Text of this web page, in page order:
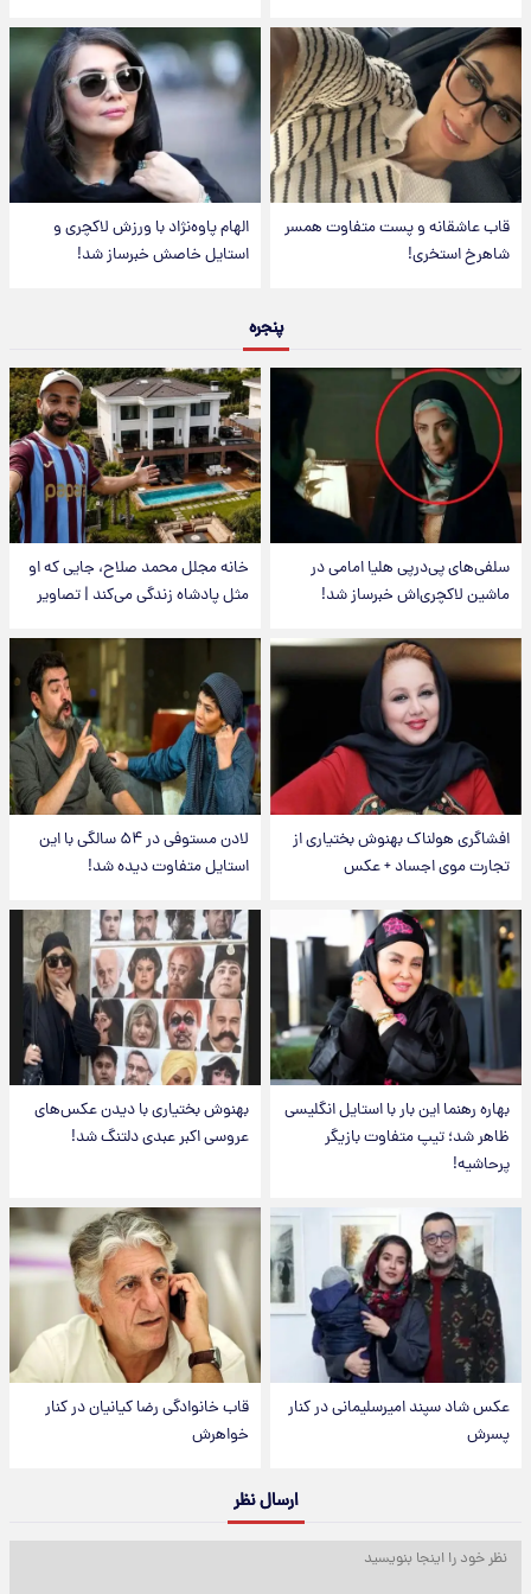
قاب عاشقانه و پست متفاوت همسر
شاهرخ استخری!
الهام پاوه‌نژاد با ورزش لاکچری و
استایل خاصش خبرساز شد!
پنجره
سلفی‌های پی‌درپی هلیا امامی در
ماشین لاکچری‌اش خبرساز شد!
خانه مجلل محمد صلاح، جایی که او
مثل پادشاه زندگی می‌کند | تصاویر
افشاگری هولناک بهنوش بختیاری از
تجارت موی اجساد + عکس
لادن مستوفی در ۵۴ سالگی با این
استایل متفاوت دیده شد!
بهاره رهنما این بار با استایل انگلیسی
ظاهر شد؛ تیپ متفاوت بازیگر
پرحاشیه!
بهنوش بختیاری با دیدن عکس‌های
عروسی اکبر عبدی دلتنگ شد!
عکس شاد سپند امیرسلیمانی در کنار
پسرش
قاب خانوادگی رضا کیانیان در کنار
خواهرش
ارسال نظر